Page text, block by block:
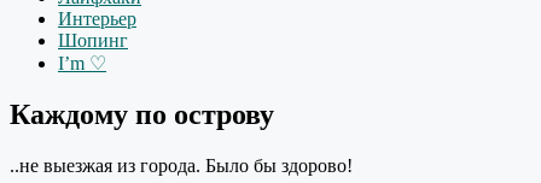
Интерьер
Шопинг
I’m ♡
Каждому по острову
..не выезжая из города. Было бы здорово!